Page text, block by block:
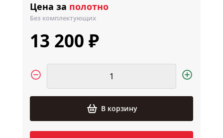
Цена за полотно
Без комплектующих
13 200 ₽
В корзину